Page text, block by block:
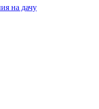
на дачу